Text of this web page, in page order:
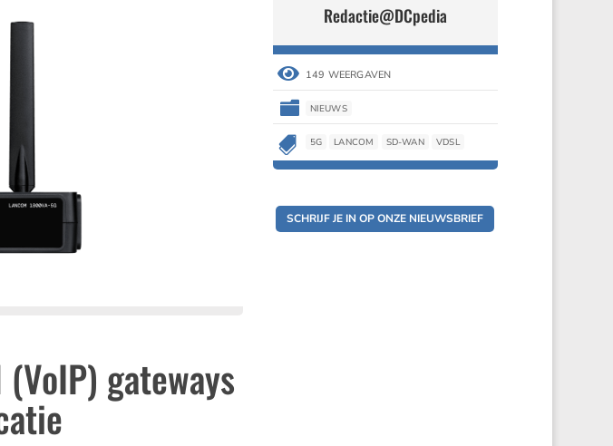
gateways
Redactie@DCpedia
 149 WEERGAVEN
 NIEUWS
 5G LANCOM SD-WAN VDSL
SCHRIJF JE IN OP ONZE NIEUWSBRIEF
Redactie@DCpedia
 149 WEERGAVEN
 NIEUWS
 5G LANCOM SD-WAN VDSL